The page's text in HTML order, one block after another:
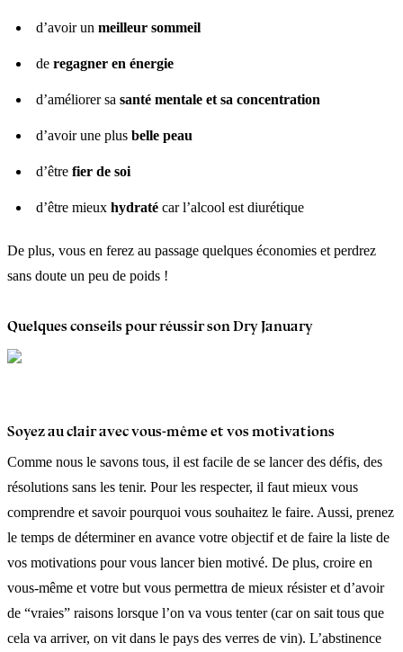
d’avoir un meilleur sommeil
de regagner en énergie
d’améliorer sa santé mentale et sa concentration
d’avoir une plus belle peau
d’être fier de soi
d’être mieux hydraté car l’alcool est diurétique
De plus, vous en ferez au passage quelques économies et perdrez
sans doute un peu de poids !
Quelques conseils pour réussir son Dry January
Soyez au clair avec vous-même et vos motivations
Comme nous le savons tous, il est facile de se lancer des défis, des
résolutions sans les tenir. Pour les respecter, il faut mieux vous
comprendre et savoir pourquoi vous souhaitez le faire. Aussi, prenez
le temps de déterminer en avance votre objectif et de faire la liste de
vos motivations pour vous lancer bien motivé. De plus, croire en
vous-même et votre but vous permettra de mieux résister et d’avoir
de “vraies” raisons lorsque l’on va vous tenter (car on sait tous que
cela va arriver, on vit dans le pays des verres de vin). L’abstinence